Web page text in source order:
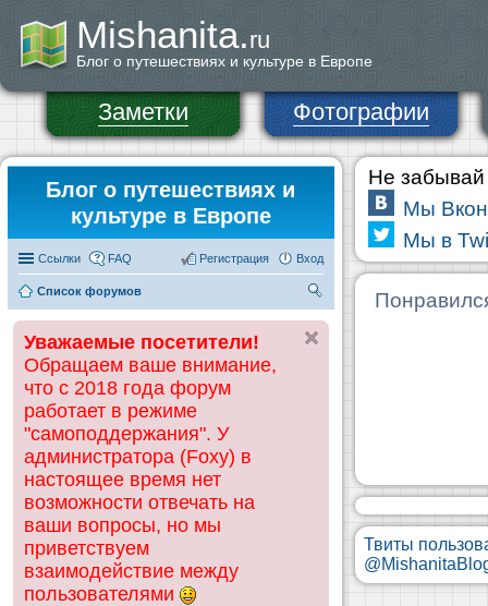
Mishanita.ru
Блог о путешествиях и культуре в Европе
Заметки Фотографии
Блог о путешествиях и
культуре в Европе
Ссылки FAQ Вход
Регистрация
Список форумов
ск
Уважаемые посетители!
Обращаем ваше внимание,
что с 2018 года форум
работает в режиме
"самоподдержания". У
администратора (Foxy) в
настоящее время нет
возможности отвечать на
ваши вопросы, но мы
приветствуем
взаимодействие между
пользователями
Не забывай
Мы
Мы в
Твиты